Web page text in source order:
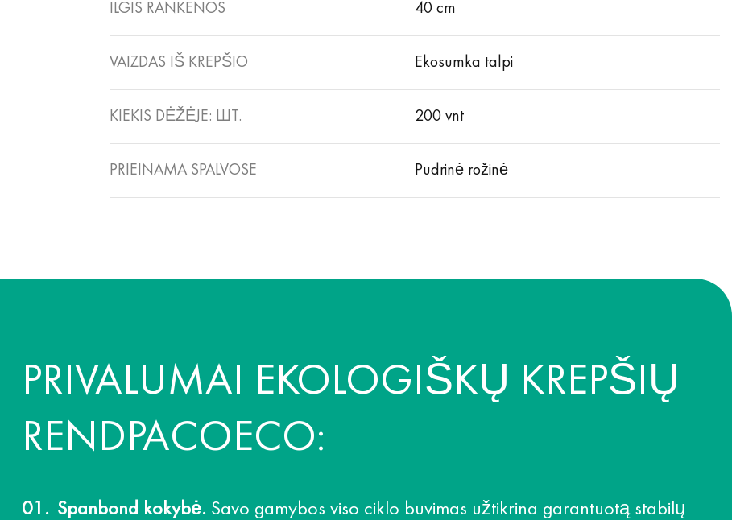
ILGIS RANKENOS 40 cm
VAIZDAS IŠ KREPŠIO Ekosumka talpi
KIEKIS DĖŽĖJE: ШТ. 200 vnt
PRIEINAMA SPALVOSE Pudrinė rožinė
PRIVALUMAI EKOLOGIŠKŲ KREPŠIŲ
RENDPACOECO:
Spanbond kokybė.Savo gamybos viso ciklo buvimas užtikrina garantuotą stabilų